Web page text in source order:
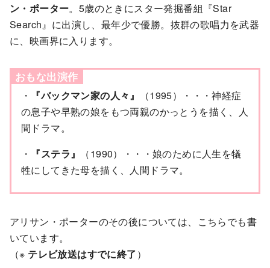
ン・ポーター。5歳のときにスター発掘番組『Star
Search』に出演し、最年少で優勝。抜群の歌唱力を武器
に、映画界に入ります。
おもな出演作
・ 『バックマン家の人々』
（1995）・・・神経症
の息子や早熟の娘をもつ両親のかっとうを描く、人
間ドラマ。
・
『ステラ』
（1990）・・・娘のために人生を犠
牲にしてきた母を描く、人間ドラマ。
アリサン・ポーターのその後については、こちらでも書
いています。
（※ テレビ放送はすでに終了）